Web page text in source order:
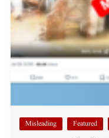
Featured
Misleading